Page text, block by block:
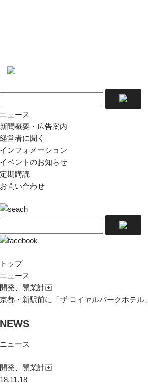
ニュース
新聞概要・広告案内
経営者に聞く
インフォメーション
イベントのお知らせ
定期購読
お問い合わせ
トップ
ニュース
開発、開業計画
京都・新駅前に「ザ ロイヤルパークホテル」
NEWS
ニュース
開発、開業計画
18.11.18